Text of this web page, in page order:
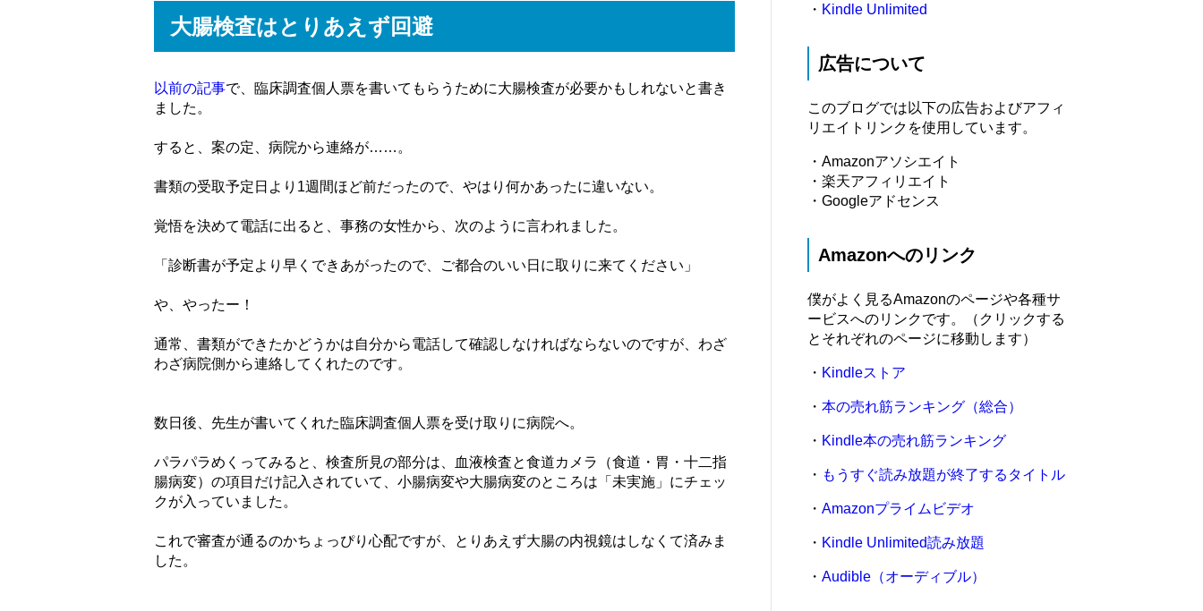
大腸検査はとりあえず回避
以前の記事で、臨床調査個人票を書いてもらうために大腸検査が必要かもしれないと書き
ました。
すると、案の定、病院から連絡が……。
書類の受取予定日より1週間ほど前だったので、やはり何かあったに違いない。
覚悟を決めて電話に出ると、事務の女性から、次のように言われました。
「診断書が予定より早くできあがったので、ご都合のいい日に取りに来てください」
や、やったー！
通常、書類ができたかどうかは自分から電話して確認しなければならないのですが、わざ
わざ病院側から連絡してくれたのです。
数日後、先生が書いてくれた臨床調査個人票を受け取りに病院へ。
パラパラめくってみると、検査所見の部分は、血液検査と食道カメラ（食道・胃・十二指
腸病変）の項目だけ記入されていて、小腸病変や大腸病変のところは「未実施」にチェッ
クが入っていました。
これで審査が通るのかちょっぴり心配ですが、とりあえず大腸の内視鏡はしなくて済みま
した。
・ Kindle Unlimited
広告について
このブログでは以下の広告およびアフィ
リエイトリンクを使用しています。
・Amazonアソシエイト
・楽天アフィリエイト
・Googleアドセンス
Amazonへのリンク
僕がよく見るAmazonのページや各種サ
ービスへのリンクです。（クリックする
とそれぞれのページに移動します）
・ Kindleストア
・ 本の売れ筋ランキング（総合）
・ Kindle本の売れ筋ランキング
・ もうすぐ読み放題が終了するタイトル
・ Amazonプライムビデオ
・ Kindle Unlimited読み放題
・ Audible（オーディブル）